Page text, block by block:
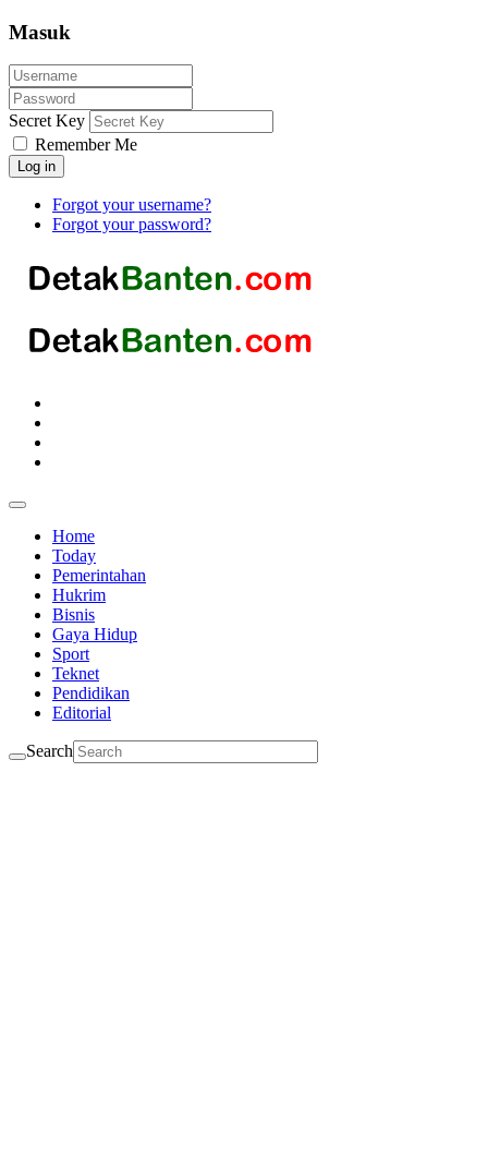
Masuk
Secret Key
Remember Me
Log in
Forgot your username?
Forgot your password?
Home
Today
Pemerintahan
Hukrim
Bisnis
Gaya Hidup
Sport
Teknet
Pendidikan
Editorial
Search